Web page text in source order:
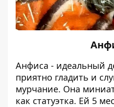
Анфиса - идеальный
приятно гладить и
мурчание. Она
как статуэтка. Ей 5